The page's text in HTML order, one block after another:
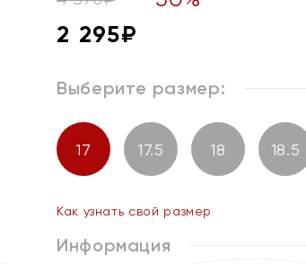
2 295₽
Выберите размер:
17 17.5 18 18.5
Как узнать свой размер
Информация